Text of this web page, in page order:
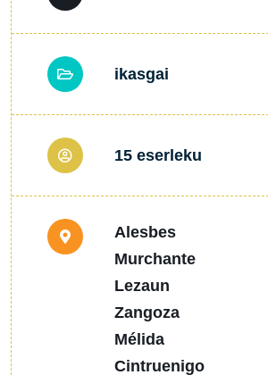
ikasgai
15 eserleku
Alesbes
Murchante
Lezaun
Zangoza
Mélida
Cintruenigo